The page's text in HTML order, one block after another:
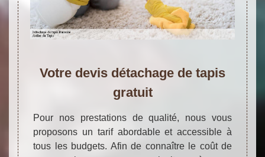
Votre devis détachage de tapis
gratuit
Pour nos prestations de qualité, nous vous
proposons un tarif abordable et accessible à
tous les budgets. Afin de connaître le coût de